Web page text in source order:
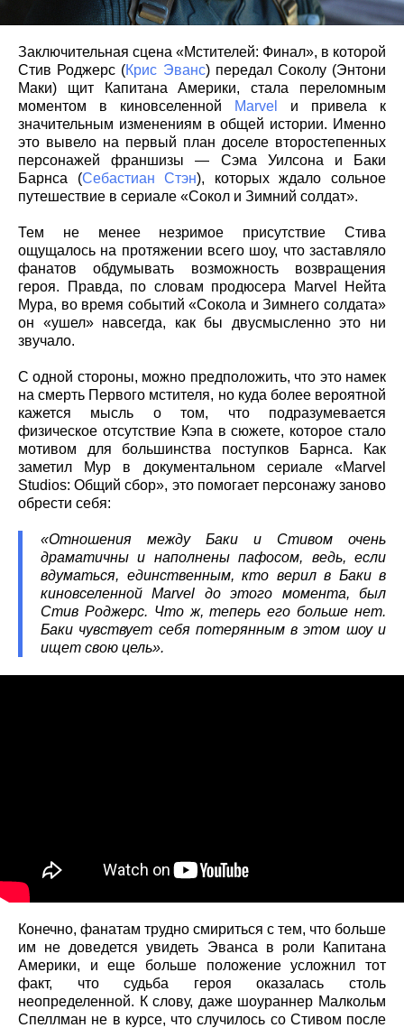
Заключительная сцена «Мстителей: Финал», в которой
Стив Роджерс (Крис Эванс) передал Соколу (Энтони
Маки) щит Капитана Америки, стала переломным
моментом в киновселенной
Marvel
и привела к
значительным изменениям в общей истории. Именно
это вывело на первый план доселе второстепенных
персонажей франшизы — Сэма Уилсона и Баки
Барнса (Себастиан Стэн), которых ждало сольное
путешествие в сериале «Сокол и Зимний солдат».
Тем не менее незримое присутствие Стива
ощущалось на протяжении всего шоу, что заставляло
фанатов обдумывать возможность возвращения
героя. Правда, по словам продюсера Marvel Нейта
Мура, во время событий «Сокола и Зимнего солдата»
он «ушел» навсегда, как бы двусмысленно это ни
звучало.
С одной стороны, можно предположить, что это намек
на смерть Первого мстителя, но куда более вероятной
кажется мысль о том, что подразумевается
физическое отсутствие Кэпа в сюжете, которое стало
мотивом для большинства поступков Барнса. Как
заметил Мур в документальном сериале «Marvel
Studios: Общий сбор», это помогает персонажу заново
обрести себя:
«Отношения между Баки и Стивом очень
драматичны и наполнены пафосом, ведь, если
вдуматься, единственным, кто верил в Баки в
киновселенной Marvel до этого момента, был
Стив Роджерс. Что ж, теперь его больше нет.
Баки чувствует себя потерянным в этом шоу и
ищет свою цель».
Конечно, фанатам трудно смириться с тем, что больше
им не доведется увидеть Эванса в роли Капитана
Америки, и еще больше положение усложнил тот
факт, что судьба героя оказалась столь
неопределенной. К слову, даже шоураннер Малкольм
Спеллман не в курсе, что случилось со Стивом после